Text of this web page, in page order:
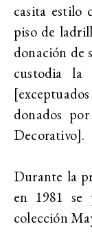
casita estilo
piso de
donación de
custodia
donados
Decorativo].
Durante la
en 1981 se
colección